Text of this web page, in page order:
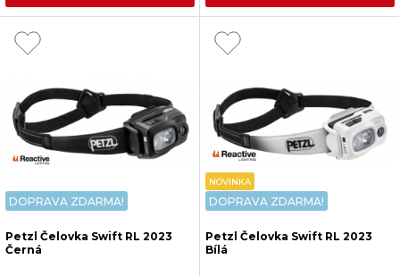
DOPRAVA ZDARMA!
Petzl Čelovka Swift RL 2023
Černá
NOVINKA
DOPRAVA ZDARMA!
Petzl Čelovka Swift RL 2023
Bílá